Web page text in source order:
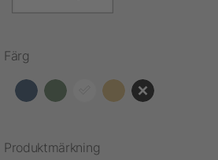
Färg
Produktmärkning